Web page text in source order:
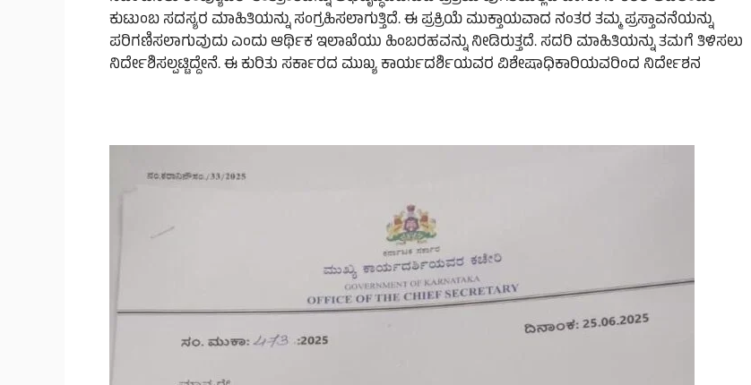
ಕುಟುಂಬ ಸದಸ್ಯರ ಮಾಹಿತಿಯನ್ನು ಸಂಗ್ರಹಿಸಲಾಗುತ್ತಿದೆ. ಈ ಪ್ರಕ್ರಿಯೆ ಮುಕ್ತಾಯವಾದ ನಂತರ ತಮ್ಮ ಪ್ರಸ್ತಾವನೆಯನ್ನು
ಪರಿಗಣಿಸಲಾಗುವುದು ಎಂದು ಆರ್ಥಿಕ ಇಲಾಖೆಯು ಹಿಂಬರಹವನ್ನು ನೀಡಿರುತ್ತದೆ. ಸದರಿ ಮಾಹಿತಿಯನ್ನು ತಮಗೆ ತಿಳಿಸಲು
ನಿರ್ದೇಶಿಸಲ್ಪಟ್ಟಿದ್ದೇನೆ. ಈ ಕುರಿತು ಸರ್ಕಾರದ ಮುಖ್ಯ ಕಾರ್ಯದರ್ಶಿಯವರ ವಿಶೇಷಾಧಿಕಾರಿಯವರಿಂದ ನಿರ್ದೇಶನ